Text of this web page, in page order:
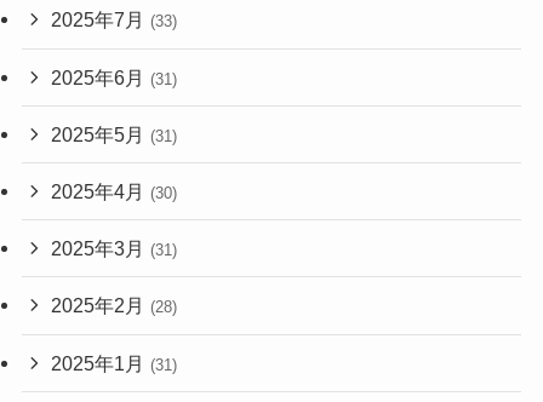
2025年7月 (33)
2025年6月 (31)
2025年5月 (31)
2025年4月 (30)
2025年3月 (31)
2025年2月 (28)
2025年1月 (31)